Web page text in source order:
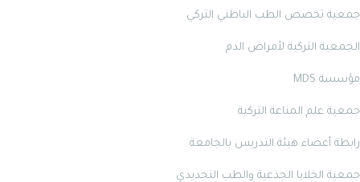
جمعية تخصص الطب الباطني التركي
الجمعية التركية لأمراض الدم
مؤسسة MDS
جمعية علم المناعة التركية
رابطة أعضاء هيئة التدريس بالجامعة
جمعية الخلايا الجذعية والطب التجديدي